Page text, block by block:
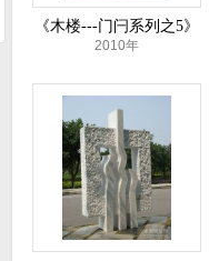
《木楼---门闩系列之5》
2010年